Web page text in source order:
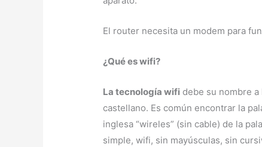
El router necesita un modem para
¿Qué es wifi?
La tecnología wifi debe su nombre
castellano. Es común encontrar la
inglesa “wireles” (sin cable) de la
simple, wifi, sin mayúsculas, sin